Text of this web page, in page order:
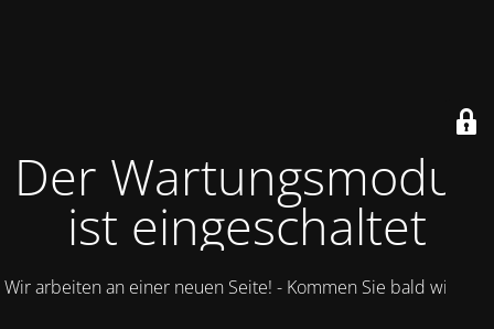
Der Wartungsmodus
ist eingeschaltet
Wir arbeiten an einer neuen Seite! - Kommen Sie bald wieder.